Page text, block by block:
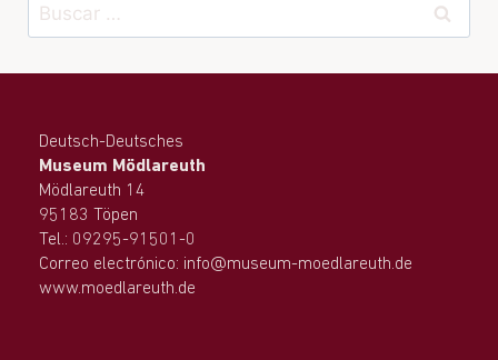
Deutsch-Deutsches
Museum Mödlareuth
Mödlareuth 14
95183 Töpen
Tel.: 09295-91501-0
Correo electrónico: info@museum-moedlareuth.de
www.moedlareuth.de